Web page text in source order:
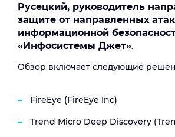
Русецкий, руководитель
защите от направленных
информационной
«Инфосистемы Джет».
Обзор включает следующие
FireEye (FireEye Inc)
Trend Micro Deep Discovery